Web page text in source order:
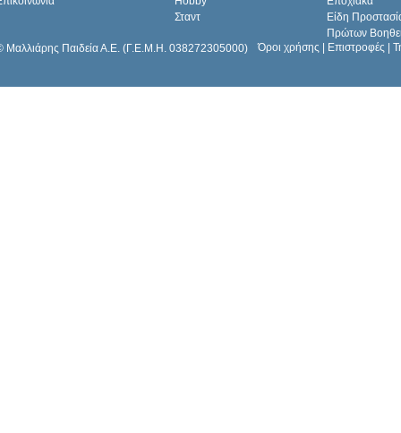
Σταντ
Είδη
Πρώτων
Μαλλιάρης Παιδεία Α.Ε. (Γ.Ε.Μ.Η. 038272305000)
Όροι χρήσης Επιστροφές